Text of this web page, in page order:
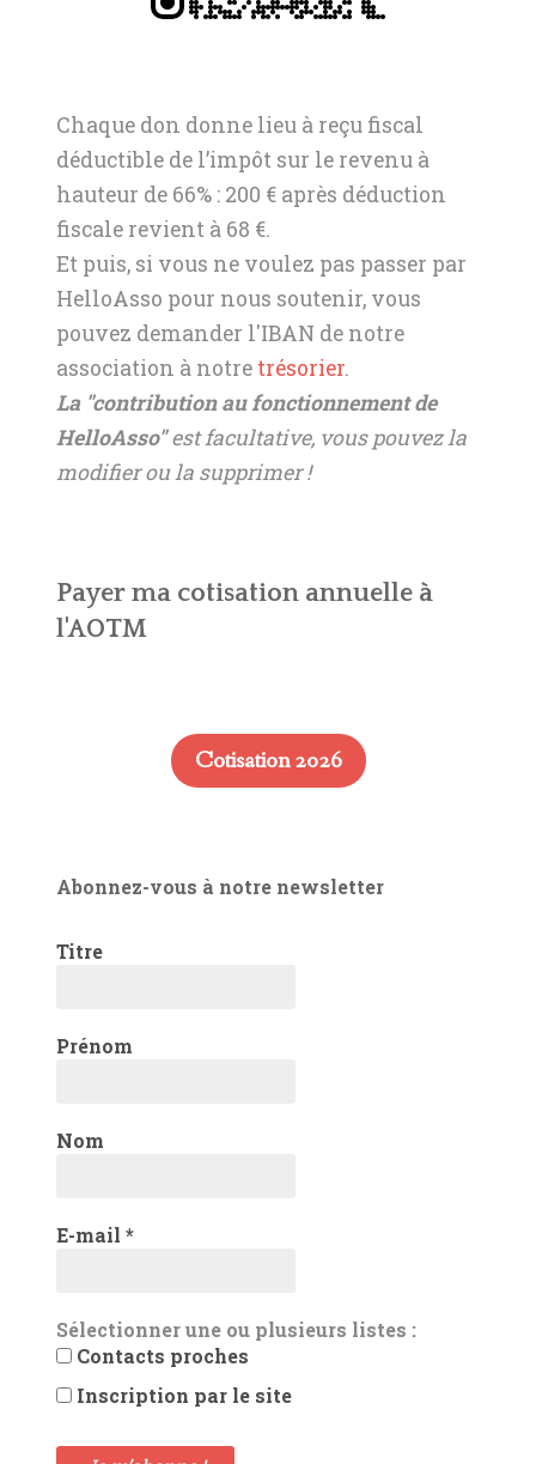
Chaque don donne lieu à reçu fiscal
déductible de l’impôt sur le revenu à
hauteur de 66% : 200 € après déduction
fiscale revient à 68 €.
Et puis, si vous ne voulez pas passer par
HelloAsso pour nous soutenir, vous
pouvez demander l'IBAN de notre
association à notre trésorier.
La "contribution au fonctionnement de
HelloAsso"est facultative, vous pouvez la
modifier ou la supprimer !
Payer ma cotisation annuelle à
l'AOTM
Cotisation 2026
Abonnez-vous à notre newsletter
Titre
Prénom
Nom
E-mail *
Sélectionner une ou plusieurs listes :
Contacts proches
Inscription par le site